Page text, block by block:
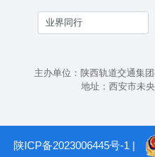
主办单位：陕西轨道交通集
地址：西安市未
陕ICP备2023006445号-1 |